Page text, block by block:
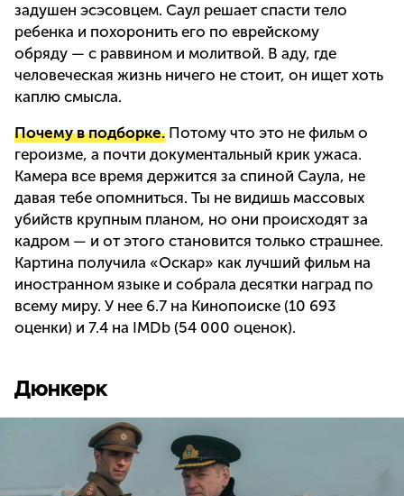
задушен эсэсовцем. Саул решает спасти тело
ребенка и похоронить его по еврейскому
обряду — с раввином и молитвой. В аду, где
человеческая жизнь ничего не стоит, он ищет хоть
каплю смысла.
Почему в подборке. Потому что это не фильм о
героизме, а почти документальный крик ужаса.
Камера все время держится за спиной Саула, не
давая тебе опомниться. Ты не видишь массовых
убийств крупным планом, но они происходят за
кадром — и от этого становится только страшнее.
Картина получила «Оскар» как лучший фильм на
иностранном языке и собрала десятки наград по
всему миру. У нее 6.7 на Кинопоиске (10 693
оценки) и 7.4 на IMDb (54 000 оценок).
Дюнкерк